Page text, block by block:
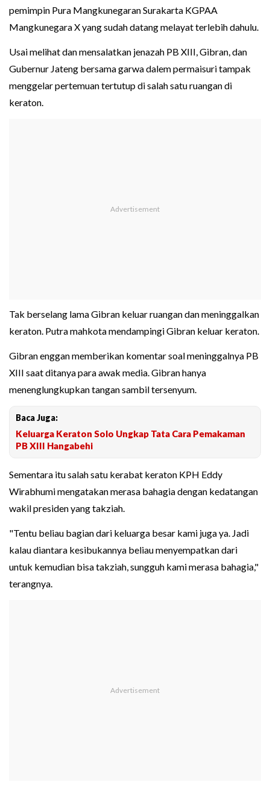
pemimpin Pura Mangkunegaran Surakarta KGPAA
Mangkunegara X yang sudah datang melayat terlebih dahulu.
Usai melihat dan mensalatkan jenazah PB XIII, Gibran, dan
Gubernur Jateng bersama garwa dalem permaisuri tampak
menggelar pertemuan tertutup di salah satu ruangan di
keraton.
Tak berselang lama Gibran keluar ruangan dan meninggalkan
keraton. Putra mahkota mendampingi Gibran keluar keraton.
Gibran enggan memberikan komentar soal meninggalnya PB
XIII saat ditanya para awak media. Gibran hanya
menenglungkupkan tangan sambil tersenyum.
Baca Juga:
Keluarga Keraton Solo Ungkap Tata Cara Pemakaman
PB XIII Hangabehi
Sementara itu salah satu kerabat keraton KPH Eddy
Wirabhumi mengatakan merasa bahagia dengan kedatangan
wakil presiden yang takziah.
"Tentu beliau bagian dari keluarga besar kami juga ya. Jadi
kalau diantara kesibukannya beliau menyempatkan dari
untuk kemudian bisa takziah, sungguh kami merasa bahagia,"
terangnya.